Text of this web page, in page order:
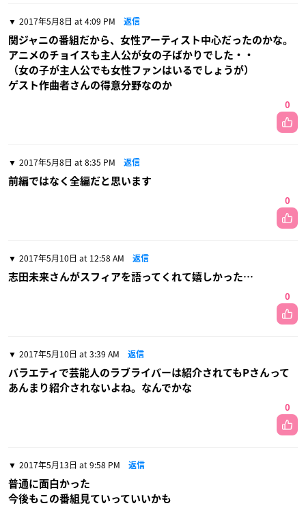
2017年5月8日 at 4:09 PM 返信
関ジャニの番組だから、女性アーティスト中心だったのかな。
アニメのチョイスも主人公が女の子ばかりでした・・
（女の子が主人公でも女性ファンはいるでしょうが）
ゲスト作曲者さんの得意分野なのか
0
2017年5月8日 at 8:35 PM 返信
前編ではなく全編だと思います
0
2017年5月10日 at 12:58 AM 返信
志田未来さんがスフィアを語ってくれて嬉しかった…
0
2017年5月10日 at 3:39 AM 返信
バラエティで芸能人のラブライバーは紹介されてもPさんって
あんまり紹介されないよね。なんでかな
0
2017年5月13日 at 9:58 PM 返信
普通に面白かった
今後もこの番組見ていっていいかも